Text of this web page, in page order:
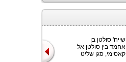
שייח' סולטן בן
אחמד בין סולטן אל
קאסימי, סגן שליט